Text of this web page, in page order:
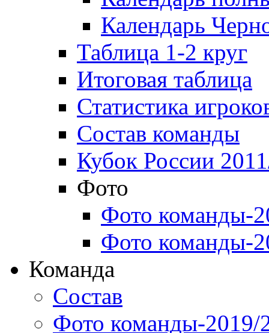
Календарь
Таблица 1-2 круг
Итоговая таблица
Статистика
Состав команды
Кубок России
Фото
Фото команды-
Фото команды-
Команда
Состав
Фото команды-2019/